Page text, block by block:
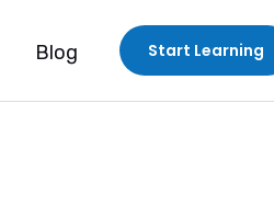
Blog Start Learning